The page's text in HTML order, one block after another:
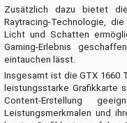
Zusätzlich dazu bietet
Raytracing-Technologie,
Licht und Schatten
Gaming-Erlebnis
eintauchen lässt.
Insgesamt ist die GTX 1660
leistungsstarke Grafikkarte
Content-Erstellung
Leistungsmerkmalen und